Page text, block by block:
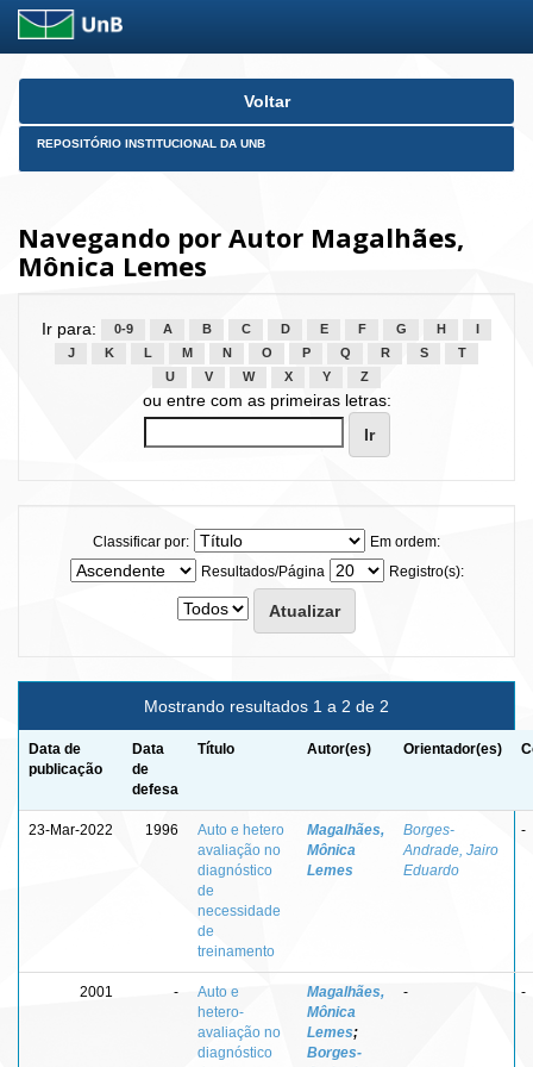
Skip
Voltar
REPOSITÓRIO INSTITUCIONAL DA UNB
Navegando por Autor Magalhães,
Mônica Lemes
Ir para: 0-9 A B C D E F G H
J
K L M N O P Q R S
T
U
V W X Y Z
ou entre com as primeiras letras:
Classificar por:
Em ordem:
Resultados/Página
Registro(s):
Mostrando resultados 1 a 2 de 2
Data de
publicação
Data
de
defesa
Título Autor(es) Orientador(es)
23-Mar-2022 1996
Auto e hetero
avaliação no
diagnóstico
de
necessidade
de
treinamento
Magalhães,
Mônica
Lemes
Borges-
Andrade, Jairo
Eduardo
-
2001 -
Auto e
hetero-
avaliação no
diagnóstico
Magalhães,
Mônica
Lemes;
Borges-
- -